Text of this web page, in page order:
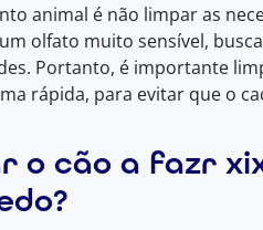
animal é não limpar as
olfato muito sensível,
Portanto, é importante
rápida, para evitar que o
o cão a fazr